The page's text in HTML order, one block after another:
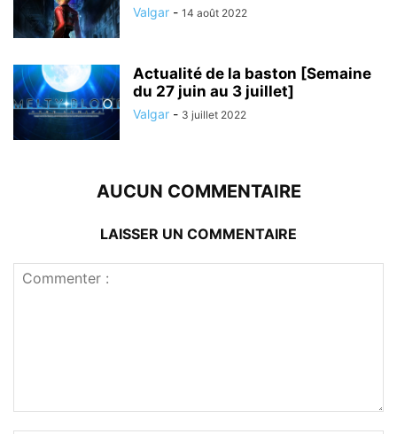
Valgar - 14 août 2022
Actualité de la baston [Semaine
du 27 juin au 3 juillet]
Valgar - 3 juillet 2022
AUCUN COMMENTAIRE
LAISSER UN COMMENTAIRE